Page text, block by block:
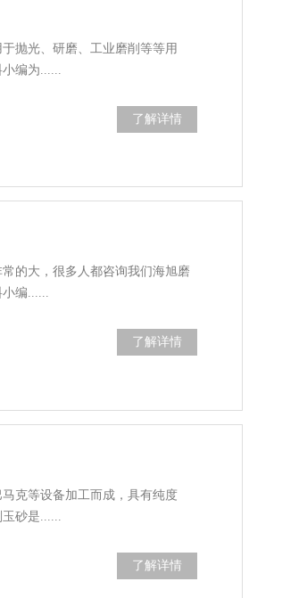
抛光、研磨、工业磨削等等用
编为......
了解详情
的大，很多人都咨询我们海旭磨
编......
了解详情
克等设备加工而成，具有纯度
砂是......
了解详情